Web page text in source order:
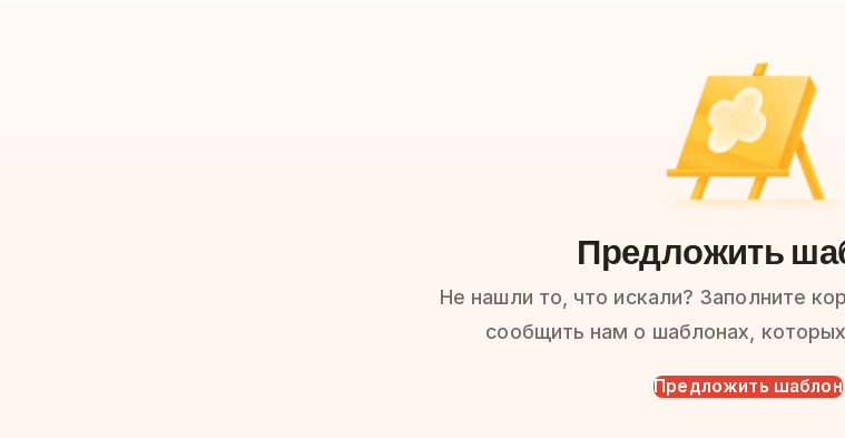
Предложить
Не нашли то, что искали? Заполните
сообщить нам о шаблонах,
Предложить шаблон